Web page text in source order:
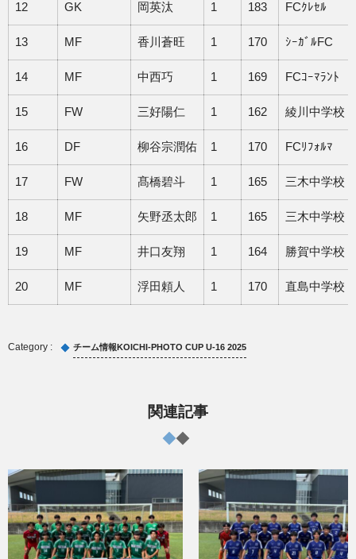
12 GK 岡英汰 1 183 FCｸﾚｾﾙ
13 MF 香川蒼旺 1 170 ｼｰｶﾞﾙFC
14 MF 中西巧 1 169 FCｺｰﾏﾗﾝﾄ
15 FW 三好陽仁 1 162 綾川中学校
16 DF 柳谷宗潤佑 1 170 FCﾘﾌｫﾙﾏ
17 FW 髙橋碧斗 1 165 三木中学校
18 MF 矢野丞太郎 1 165 三木中学校
19 MF 井口友翔 1 164 勝賀中学校
20 MF 浮田頼人 1 170 直島中学校
チーム情報KOICHI-PHOTO CUP U-16 2025
関連記事